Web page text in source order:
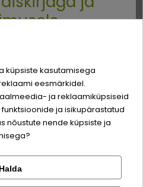
4%
tellimust
sisse
sõber väärite veel
küpsiste kasutamisega
eesmärkidel.
ja reklaamiküpsiseid
ja isikupärastatud
nõustute nende küpsiste ja
Halda